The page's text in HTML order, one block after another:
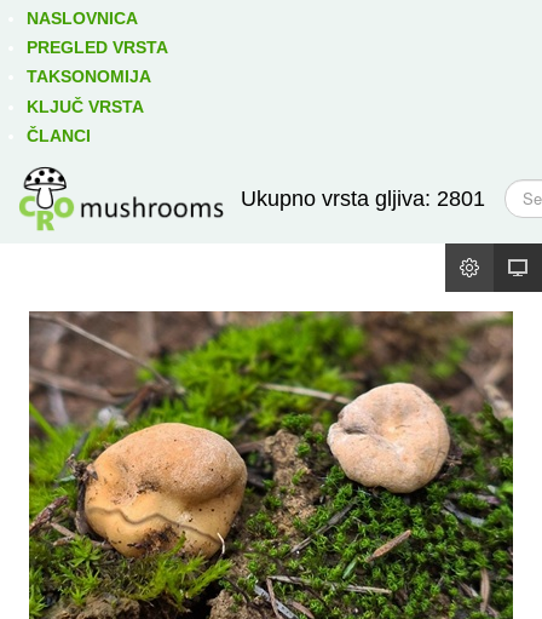
NASLOVNICA
PREGLED VRSTA
TAKSONOMIJA
KLJUČ VRSTA
ČLANCI
Ukupno vrsta gljiva: 2801
T
r
ž
Izravno podređene niže takse: